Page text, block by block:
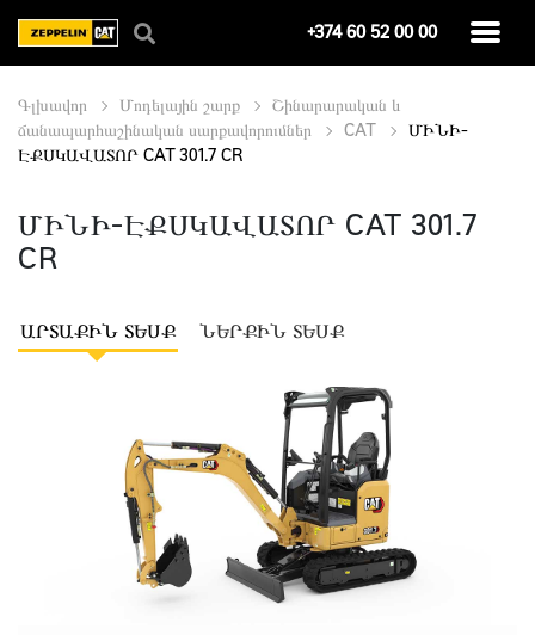
+374 60 52 00 00
Գլխավոր Մոդելային շարք
Շինարարական և
ճանապարհաշինական սարքավորումներ
CAT
ՄԻՆԻ-
ԷՔՍԿԱՎԱՏՈՐ CAT 301.7 CR
ՄԻՆԻ-ԷՔՍԿԱՎԱՏՈՐ CAT 301.7
CR
ԱՐՏԱՔԻՆ ՏԵՍՔ ՆԵՐՔԻՆ ՏԵՍՔ